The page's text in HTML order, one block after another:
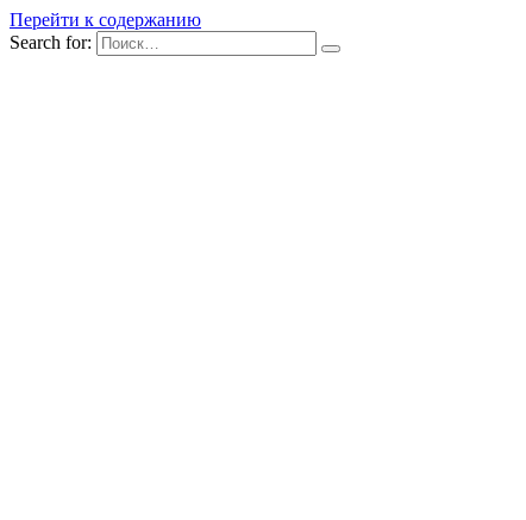
Перейти к содержанию
Search for: